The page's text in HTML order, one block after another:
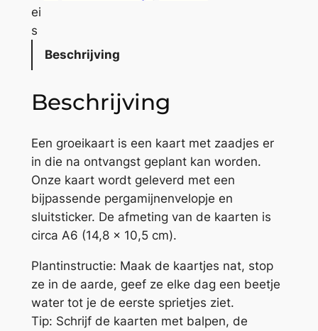
e
i
n
a
l
ei
s
Beschrijving
Beschrijving
Een groeikaart is een kaart met zaadjes er
in die na ontvangst geplant kan worden.
Onze kaart wordt geleverd met een
bijpassende pergamijnenvelopje en
sluitsticker. De afmeting van de kaarten is
circa A6 (14,8 x 10,5 cm).
Plantinstructie: Maak de kaartjes nat, stop
ze in de aarde, geef ze elke dag een beetje
water tot je de eerste sprietjes ziet.
Tip: Schrijf de kaarten met balpen, de